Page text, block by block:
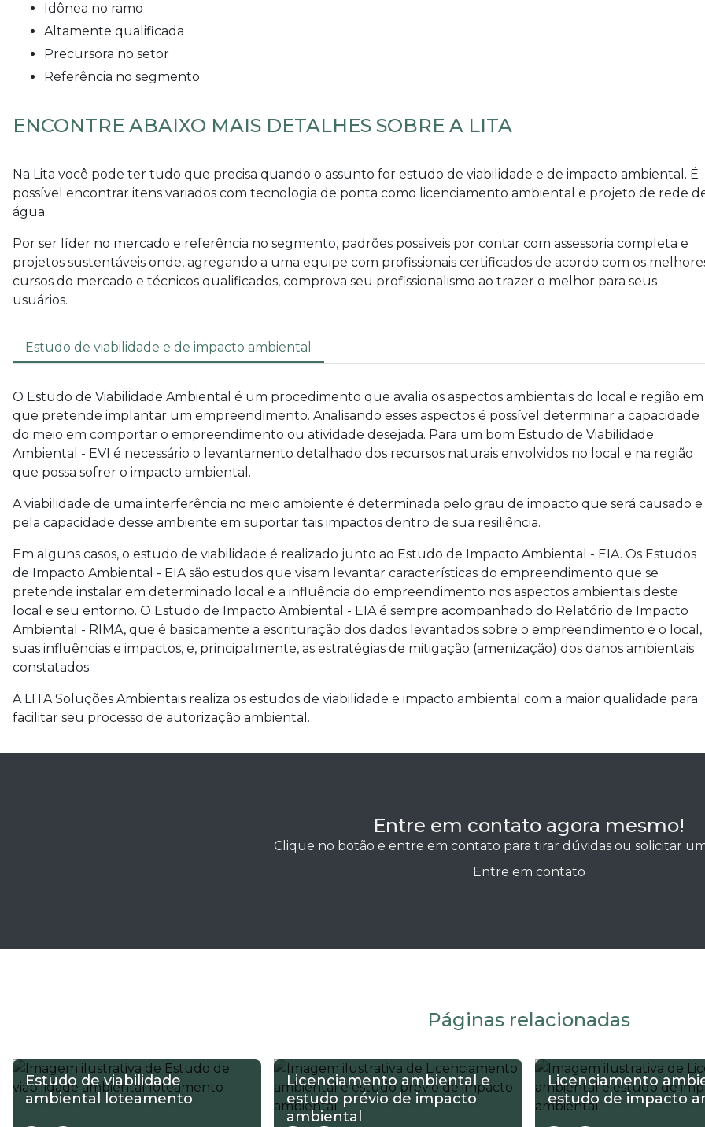
idônea no ramo
altamente qualificada
precursora no setor
referência no segmento
ENCONTRE ABAIXO MAIS DETALHES SOBRE A LITA
Na Lita você pode ter tudo que precisa quando o assunto for estudo de viabilidade e de impacto ambiental . É
possível encontrar itens variados com tecnologia de ponta como licenciamento ambiental e projeto de rede
água.
Por ser líder no mercado e referência no segmento, padrões possíveis por contar com assessoria completa e
projetos sustentáveis onde, agregando a uma equipe com profissionais certificados de acordo com os
cursos do mercado e técnicos qualificados, comprova seu profissionalismo ao trazer o melhor para seus
usuários.
Estudo de viabilidade e de impacto ambiental
O Estudo de Viabilidade Ambiental é um procedimento que avalia os aspectos ambientais do local e região em
que pretende implantar um empreendimento. Analisando esses aspectos é possível determinar a capacidade
do meio em comportar o empreendimento ou atividade desejada. Para um bom Estudo de Viabilidade
Ambiental - EVI é necessário o levantamento detalhado dos recursos naturais envolvidos no local e na região
que possa sofrer o impacto ambiental.
A viabilidade de uma interferência no meio ambiente é determinada pelo grau de impacto que será causado e
pela capacidade desse ambiente em suportar tais impactos dentro de sua resiliência.
Em alguns casos, o estudo de viabilidade é realizado junto ao Estudo de Impacto Ambiental - EIA. Os Estudos
de Impacto Ambiental - EIA são estudos que visam levantar características do empreendimento que se
pretende instalar em determinado local e a influência do empreendimento nos aspectos ambientais deste
local e seu entorno. O Estudo de Impacto Ambiental - EIA é sempre acompanhado do Relatório de Impacto
Ambiental - RIMA, que é basicamente a escrituração dos dados levantados sobre o empreendimento e o local,
suas influências e impactos, e, principalmente, as estratégias de mitigação (amenização) dos danos ambientais
constatados.
A LITA Soluções Ambientais realiza os estudos de viabilidade e impacto ambiental com a maior qualidade para
facilitar seu processo de autorização ambiental.
Entre em contato agora mesmo!
Clique no botão e entre em contato para tirar dúvidas ou solicitar
Entre em contato
Páginas relacionadas
Estudo de viabilidade
ambiental loteamento
Licenciamento ambiental e
estudo prévio de impacto
ambiental
Licenciamento
estudo de impacto